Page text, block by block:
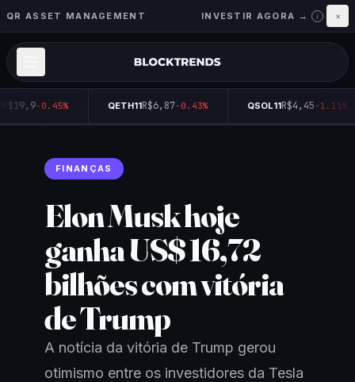
QR ASSET MANAGEMENT INVESTIR AGORA → i ×
R$19,9-0.45% QETH11R$6,87-0.43% QSOL11R$4,45-1.11%
FINANÇAS
Elon Musk hoje
ganha US$ 16,72
bilhões com vitória
de Trump
A notícia da vitória de Trump gerou
otimismo entre os investidores da Tesla